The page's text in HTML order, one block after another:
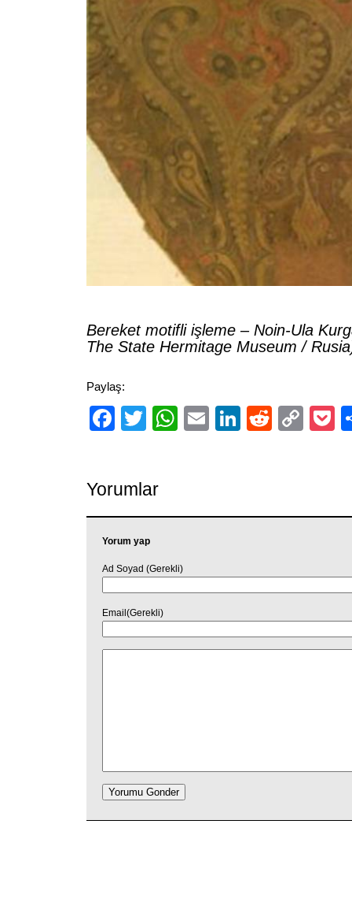
Bereket motifli işleme – Noin-Ula
The State Hermitage Museum /
Paylaş:
Facebook
TwitterWhatsApp
EmailLinkedIn
Reddit
Yorumlar
Yorum yap
Ad Soyad (Gerekli)
Email(Gerekli)